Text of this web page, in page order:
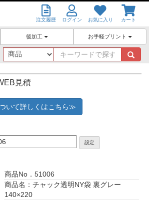
注文履歴 ログイン お気に入り カート
後加工 お手軽プリント
キ
ー
ワ
見積
いて詳しくはこちら≫
設定
商品No．51006
商品名：チャック透明NY袋 裏グレー
140×220